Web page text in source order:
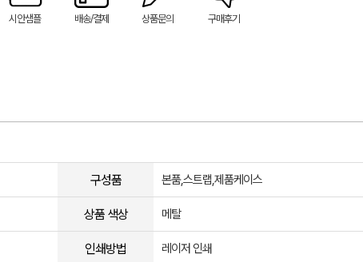
시안샘플 배송/결제 상품문의 구매후기
구성품 본품,스트랩,제품케이스
상품 색상 메탈
인쇄방법 레이저 인쇄